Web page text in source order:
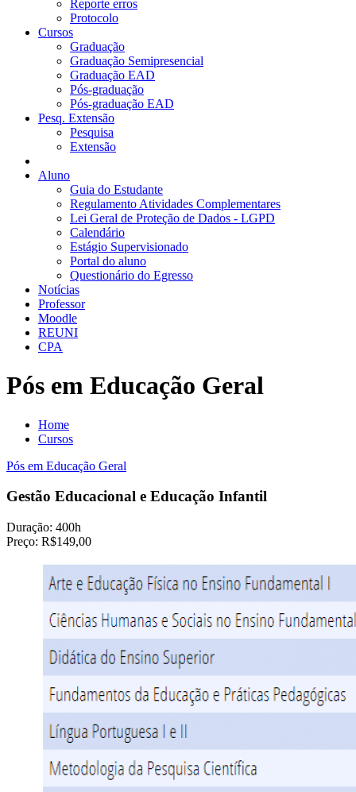
Reporte erros
Protocolo
Cursos
Graduação
Graduação Semipresencial
Graduação EAD
Pós-graduação
Pós-graduação EAD
Pesq. Extensão
Pesquisa
Extensão
Aluno
Guia do Estudante
Regulamento Atividades Complementares
Lei Geral de Proteção de Dados - LGPD
Calendário
Estágio Supervisionado
Portal do aluno
Questionário do Egresso
Notícias
Professor
Moodle
REUNI
CPA
Pós em Educação Geral
Home
Cursos
Pós em Educação Geral
Gestão Educacional e Educação Infantil
Duração: 400h
Preço: R$149,00